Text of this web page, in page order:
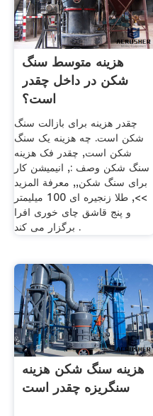
هزینه متوسط سنگ
شکن در داخل چقدر
است؟
چقدر هزینه برای بازالت سنگ
شکن است. چه هزینه یک سنگ
شکن است, چقدر فک هزینه
سنگ شکن وصف :, انیمیشن کار
برای سنگ شکن,, معرفة المزيد
>>, طلا زنجیره ای 100 میلیمتر
و پنج قاشق چای خوری افرا
برگزار می کند .
هزینه سنگ شکن هزینه
سنگریزه چقدر است